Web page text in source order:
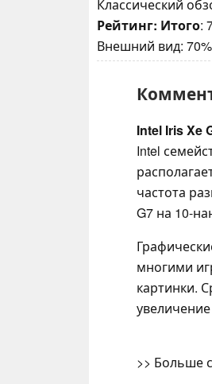
Классический
Рейтинг: Итого:
Внешний вид: 70%
Intel Iris Xe
Intel
частота
G7 на 10-
многими
картинки.
>> Больше